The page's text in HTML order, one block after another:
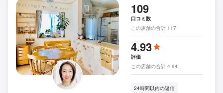
109
口コミ数
この店舗の合計 117
4.93
評価
この店舗の合計 4.94
24時間以内の返信